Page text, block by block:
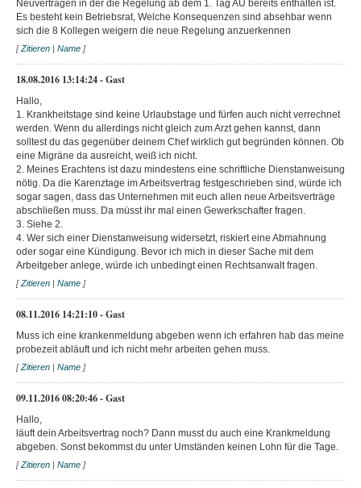
Neuverträgen in der die Regelung ab dem 1. Tag AU bereits enthalten ist.
Es besteht kein Betriebsrat, Welche Konsequenzen sind absehbar wenn
sich die 8 Kollegen weigern die neue Regelung anzuerkennen
[Zitieren | Name ]
18.08.2016 13:14:24 - Gast
Hallo,
1. Krankheitstage sind keine Urlaubstage und fürfen auch nicht verrechnet
werden. Wenn du allerdings nicht gleich zum Arzt gehen kannst, dann
solltest du das gegenüber deinem Chef wirklich gut begründen können. Ob
eine Migräne da ausreicht, weiß ich nicht.
2. Meines Erachtens ist dazu mindestens eine schriftliche Dienstanweisung
nötig. Da die Karenztage im Arbeitsvertrag festgeschrieben sind, würde ich
sogar sagen, dass das Unternehmen mit euch allen neue Arbeitsverträge
abschließen muss. Da müsst ihr mal einen Gewerkschafter fragen.
3. Siehe 2.
4. Wer sich einer Dienstanweisung widersetzt, riskiert eine Abmahnung
oder sogar eine Kündigung. Bevor ich mich in dieser Sache mit dem
Arbeitgeber anlege, würde ich unbedingt einen Rechtsanwalt fragen.
[Zitieren | Name ]
08.11.2016 14:21:10 - Gast
Muss ich eine krankenmeldung abgeben wenn ich erfahren hab das meine
probezeit abläuft und ich nicht mehr arbeiten gehen muss.
[Zitieren | Name ]
09.11.2016 08:20:46 - Gast
Hallo,
läuft dein Arbeitsvertrag noch? Dann musst du auch eine Krankmeldung
abgeben. Sonst bekommst du unter Umständen keinen Lohn für die Tage.
[Zitieren | Name ]